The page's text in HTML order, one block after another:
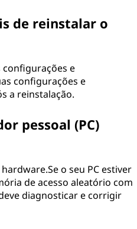
de reinstalar o
configurações e
configurações e
a reinstalação.
pessoal (PC)
o seu PC estiver
de acesso aleatório com
diagnosticar e corrigir